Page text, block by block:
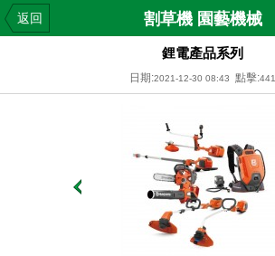
返回 割草機 園藝機械
鋰電產品系列
日期:2021-12-30 08:43 點擊:441